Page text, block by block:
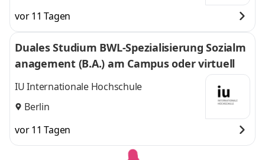
vor 11 Tagen
Duales Studium BWL-Spezialisierung Sozialm
anagement (B.A.) am Campus oder virtuell
IU Internationale Hochschule
Berlin
vor 11 Tagen